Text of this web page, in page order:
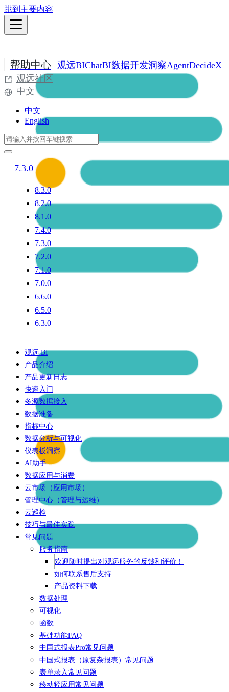
跳到主要内容
帮助中心 观远BIChatBI数据开发洞察AgentDecideX
观远社区
中文
中文
English
7.3.0
8.3.0
8.2.0
8.1.0
7.4.0
7.3.0
7.2.0
7.1.0
7.0.0
6.6.0
6.5.0
6.3.0
观远 BI
产品介绍
产品更新日志
快速入门
多源数据接入
数据准备
指标中心
数据分析与可视化
仪表板洞察
AI助手
数据应用与消费
云市场（应用市场）
管理中心（管理与运维）
云巡检
技巧与最佳实践
常见问题
服务指南
欢迎随时提出对观远服务的反馈和评价！
如何联系售后支持
产品资料下载
数据处理
可视化
函数
基础功能FAQ
中国式报表Pro常见问题
中国式报表（原复杂报表）常见问题
表单录入常见问题
移动轻应用常见问题